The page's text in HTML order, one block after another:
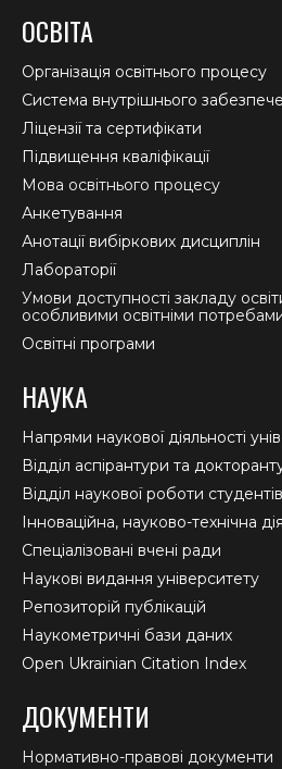
opens
in
new
window
opens
in
new
window
in
new
window
ОСВІТА
Організація освітнього процесу
Система внутрішнього
Ліцензії та сертифікати
Підвищення кваліфікації
Мова освітнього процесу
Анкетування
Анотації вибіркових дисциплін
Лабораторії
Умови доступності закладу
особливими освітніми
Освітні програми
НАУКА
Напрями наукової діяльності
Відділ аспірантури та
Відділ наукової роботи студентів
Інноваційна, науково-технічна
Спеціалізовані вчені ради
Наукові видання університету
Репозиторій публікацій
Наукометричні бази даних
Open Ukrainian Citation Index
ДОКУМЕНТИ
Нормативно-правові документи